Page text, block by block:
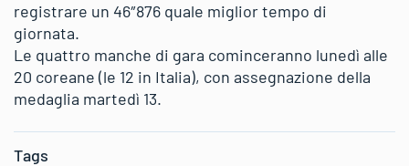
registrare un 46″876 quale miglior tempo di
giornata.
Le quattro manche di gara cominceranno lunedì alle
20 coreane (le 12 in Italia), con assegnazione della
medaglia martedì 13.
Tags